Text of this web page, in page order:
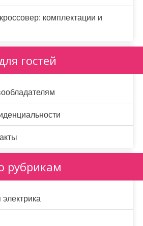
комплектации и
гостей
рубрикам